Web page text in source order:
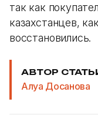
так как
казахстанцев,
восстановились.
АВТОР
Алуа Досанова